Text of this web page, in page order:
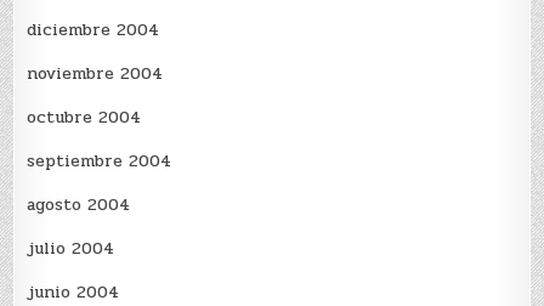
diciembre 2004
noviembre 2004
octubre 2004
septiembre 2004
agosto 2004
julio 2004
junio 2004